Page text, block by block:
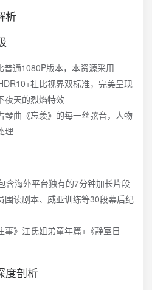
析
普通1080P版本，本资源采用
杜比视界双标准，完美呈现
夜天的烈焰特效
琴曲《忘羡》的每一丝弦音，人物
理
含海外平台独有的7分钟加长片段
围读剧本、威亚训练等30段幕后纪
事》江氏姐弟童年篇+《静室日
度剖析